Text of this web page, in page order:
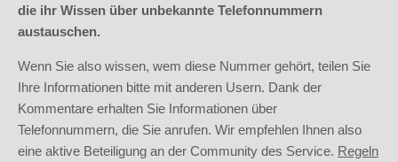
die ihr Wissen über unbekannte Telefonnummern
austauschen.
Wenn Sie also wissen, wem diese Nummer gehört, teilen Sie
Ihre Informationen bitte mit anderen Usern. Dank der
Kommentare erhalten Sie Informationen über
Telefonnummern, die Sie anrufen. Wir empfehlen Ihnen also
eine aktive Beteiligung an der Community des Service. Regeln